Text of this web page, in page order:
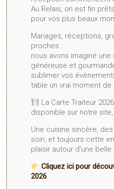
Au Relais, on est fin
pour vos plus beaux
Mariages, réceptions,
proches :
nous avons imaginé
généreuse et
sublimer vos
table un vrai moment de
La Carte Traiteur
disponible sur notre site,
Une cuisine sincère,
soin, et toujours cette
plaisir autour d’une belle
Cliquez ici pour
2026